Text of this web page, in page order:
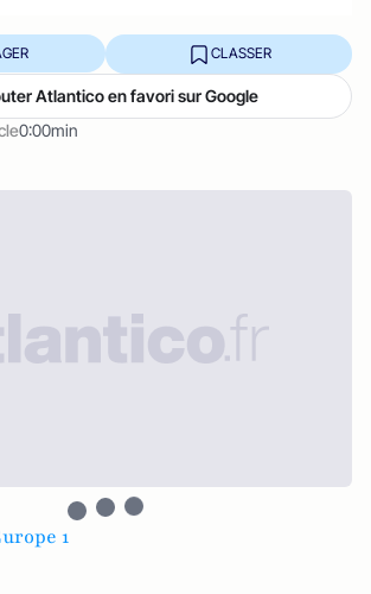
0:00min
CLASSER
Atlantico en favori sur Google
1